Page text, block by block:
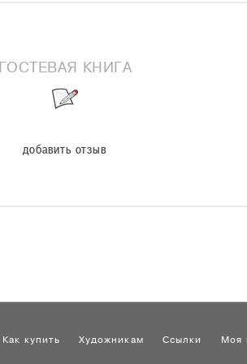
ГОСТЕВАЯ КНИГА
добавить отзыв
Как купить Художникам Ссылки Моя